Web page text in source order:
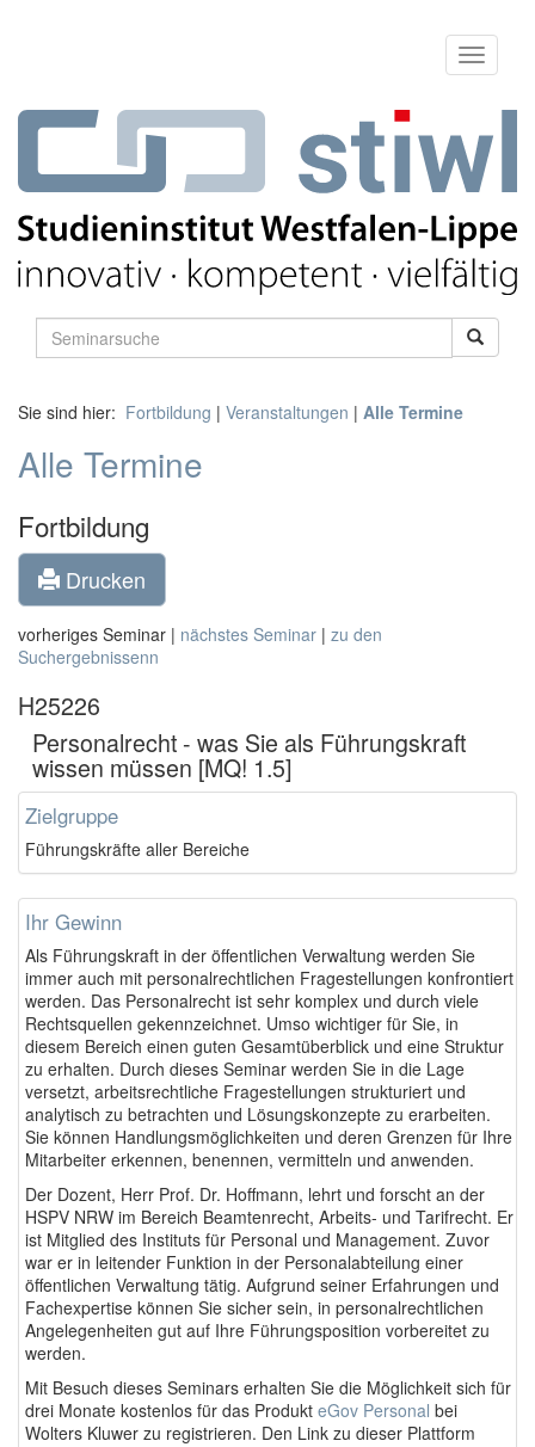
Sie sind hier: Fortbildung | Veranstaltungen | Alle Termine
Alle Termine
Fortbildung
Drucken
vorheriges Seminar | nächstes Seminar | zu den
Suchergebnissenn
H25226
Personalrecht - was Sie als Führungskraft
wissen müssen [MQ! 1.5]
Zielgruppe
Führungskräfte aller Bereiche
Ihr Gewinn
Als Führungskraft in der öffentlichen Verwaltung werden Sie
immer auch mit personalrechtlichen Fragestellungen konfrontiert
werden. Das Personalrecht ist sehr komplex und durch viele
Rechtsquellen gekennzeichnet. Umso wichtiger für Sie, in
diesem Bereich einen guten Gesamtüberblick und eine Struktur
zu erhalten. Durch dieses Seminar werden Sie in die Lage
versetzt, arbeitsrechtliche Fragestellungen strukturiert und
analytisch zu betrachten und Lösungskonzepte zu erarbeiten.
Sie können Handlungsmöglichkeiten und deren Grenzen für Ihre
Mitarbeiter erkennen, benennen, vermitteln und anwenden.
Der Dozent, Herr Prof. Dr. Hoffmann, lehrt und forscht an der
HSPV NRW im Bereich Beamtenrecht, Arbeits- und Tarifrecht. Er
ist Mitglied des Instituts für Personal und Management. Zuvor
war er in leitender Funktion in der Personalabteilung einer
öffentlichen Verwaltung tätig. Aufgrund seiner Erfahrungen und
Fachexpertise können Sie sicher sein, in personalrechtlichen
Angelegenheiten gut auf Ihre Führungsposition vorbereitet zu
werden.
Mit Besuch dieses Seminars erhalten Sie die Möglichkeit sich für
drei Monate kostenlos für das Produkt eGov Personal bei
Wolters Kluwer zu registrieren. Den Link zu dieser Plattform